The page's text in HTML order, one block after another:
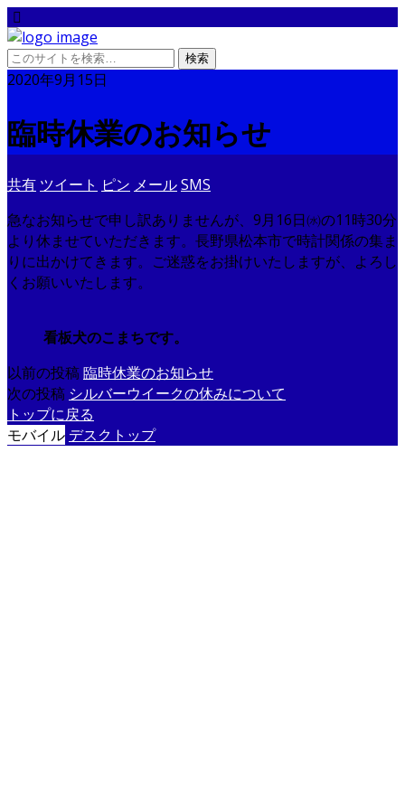
2020年9月15日
臨時休業のお知らせ
共有 ツイート ピン メールSMS
急なお知らせで申し訳ありませんが、9月16日㈬の11時30分
より休ませていただきます。長野県松本市で時計関係の集ま
りに出かけてきます。ご迷惑をお掛けいたしますが、よろし
くお願いいたします。
看板犬のこまちです。
以前の投稿臨時休業のお知らせ
次の投稿 シルバーウイークの休みについて
トップに戻る
モバイル デスクトップ